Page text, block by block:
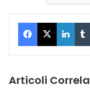
Facebook
X
Articoli